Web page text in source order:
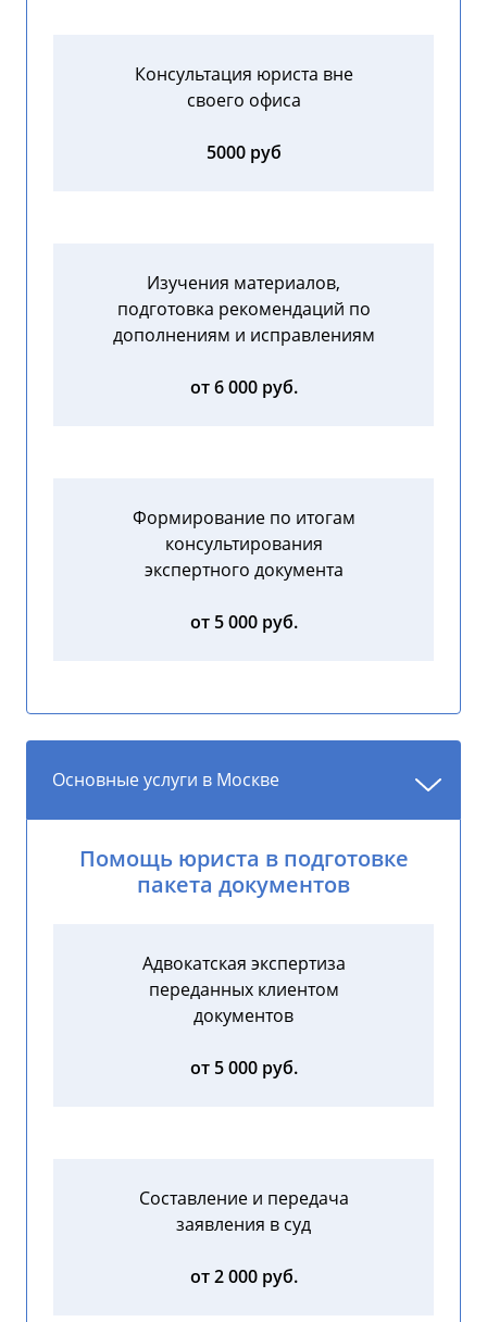
Консультация юриста вне
своего офиса
5000 руб
Изучения материалов,
подготовка рекомендаций по
дополнениям и исправлениям
от 6 000 руб.
Формирование по итогам
консультирования
экспертного документа
от 5 000 руб.
Основные услуги в Москве
Помощь юриста в подготовке
пакета документов
Адвокатская экспертиза
переданных клиентом
документов
от 5 000 руб.
Составление и передача
заявления в суд
от 2 000 руб.